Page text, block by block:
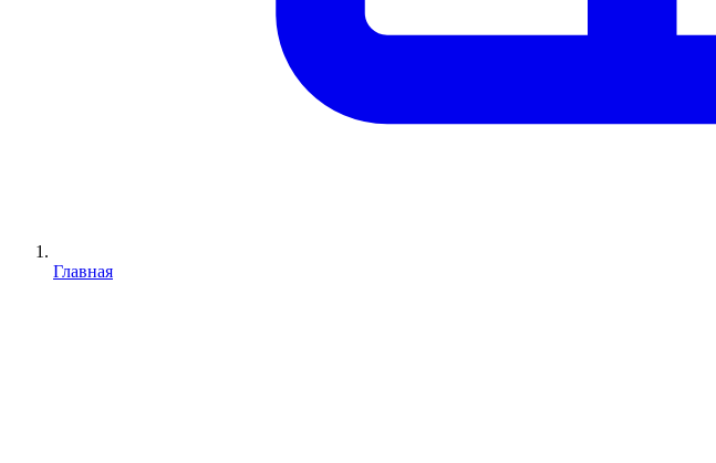
Главная